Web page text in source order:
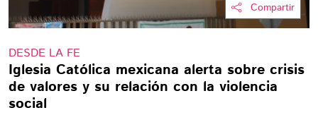
Compartir
DESDE LA FE
Iglesia Católica mexicana alerta sobre crisis
de valores y su relación con la violencia
social